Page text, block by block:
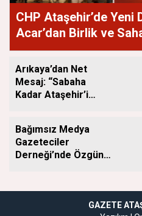
CHP Ataşehir’de Yeni
Acar’dan Birlik ve
Arıkaya’dan Net
Mesaj: “Sabaha
Kadar Ataşehir’i
Bağımsız Medya
Gazeteciler
Derneği’nde Özgün
GAZETE